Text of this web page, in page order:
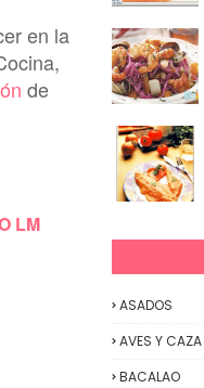
en la
de
LM
ASADOS
AVES Y CAZA
BACALAO